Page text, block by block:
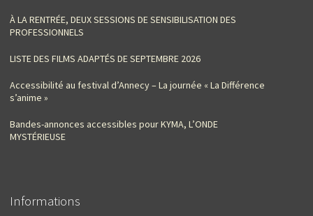
À LA RENTRÉE, DEUX SESSIONS DE SENSIBILISATION DES
PROFESSIONNELS
LISTE DES FILMS ADAPTÉS DE SEPTEMBRE 2026
Accessibilité au festival d’Annecy – La journée « La Différence
s’anime »
Bandes-annonces accessibles pour KYMA, L’ONDE
MYSTÉRIEUSE
Informations